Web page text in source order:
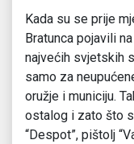
Kada su se prije
Bratunca pojavili
najvećih svjetskih
samo za
oružje i municiju.
ostalog i zato što
“Despot”, pištolj